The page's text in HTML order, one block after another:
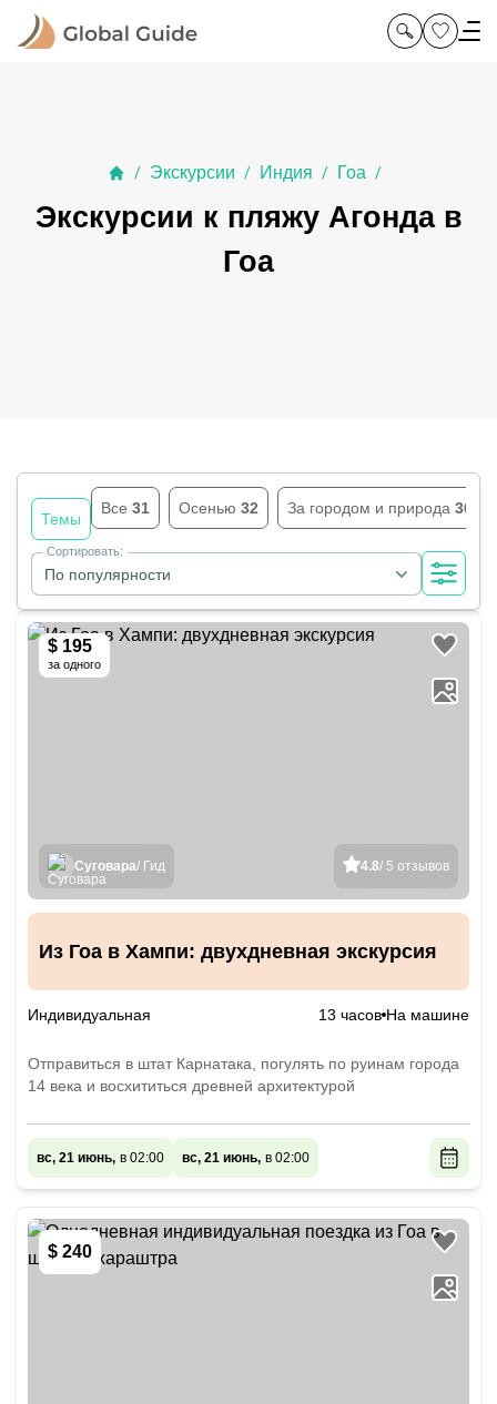
/ Экскурсии / Индия / Гоа /
Экскурсии к пляжу Агонда в
Гоа
Темы
Все 31 Осенью 32 За городом и природа 30
По популярности
Сортировать:
$ 195
за одного
4.8/ 5 отзывов
Суговара/ Гид
Из Гоа в Хампи: двухдневная экскурсия
Индивидуальная 13 часов На машине
Отправиться в штат Карнатака, погулять по руинам города
14 века и восхититься древней архитектурой
вс, 21 июнь, в 02:00 вс, 21 июнь, в 02:00
$ 240